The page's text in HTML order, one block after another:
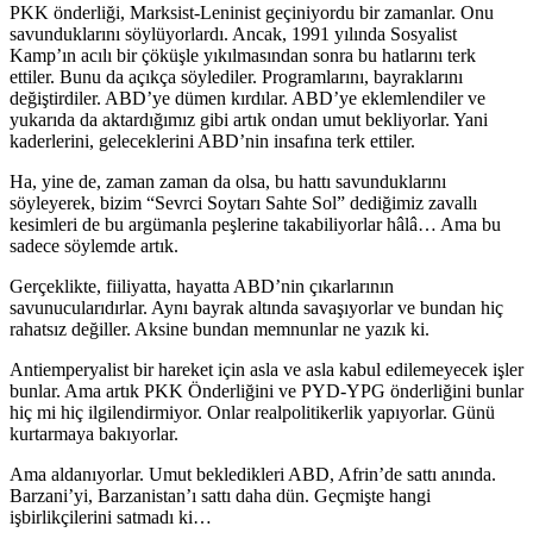
PKK önderliği, Marksist-Leninist geçiniyordu bir zamanlar. Onu
savunduklarını söylüyorlardı. Ancak, 1991 yılında Sosyalist
Kamp’ın acılı bir çöküşle yıkılmasından sonra bu hatlarını terk
ettiler. Bunu da açıkça söylediler. Programlarını, bayraklarını
değiştirdiler. ABD’ye dümen kırdılar. ABD’ye eklemlendiler ve
yukarıda da aktardığımız gibi artık ondan umut bekliyorlar. Yani
kaderlerini, geleceklerini ABD’nin insafına terk ettiler.
Ha, yine de, zaman zaman da olsa, bu hattı savunduklarını
söyleyerek, bizim “Sevrci Soytarı Sahte Sol” dediğimiz zavallı
kesimleri de bu argümanla peşlerine takabiliyorlar hâlâ… Ama bu
sadece söylemde artık.
Gerçeklikte, fiiliyatta, hayatta ABD’nin çıkarlarının
savunucularıdırlar. Aynı bayrak altında savaşıyorlar ve bundan hiç
rahatsız değiller. Aksine bundan memnunlar ne yazık ki.
Antiemperyalist bir hareket için asla ve asla kabul edilemeyecek işler
bunlar. Ama artık PKK Önderliğini ve PYD-YPG önderliğini bunlar
hiç mi hiç ilgilendirmiyor. Onlar realpolitikerlik yapıyorlar. Günü
kurtarmaya bakıyorlar.
Ama aldanıyorlar. Umut bekledikleri ABD, Afrin’de sattı anında.
Barzani’yi, Barzanistan’ı sattı daha dün. Geçmişte hangi
işbirlikçilerini satmadı ki…